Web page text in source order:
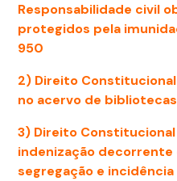
Responsabilidade civil
protegidos pela
950
2) Direito
no acervo de
3) Direito Constitucional
indenização
segregação e